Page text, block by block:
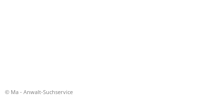
© Ma - Anwalt-Suchservice